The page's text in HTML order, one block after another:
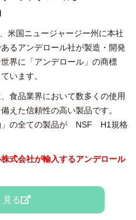
米国ニュージャージー州に本社
るアンデロール社が製造・開発
界に「アンデロール」の商標
います。
食品業界において数多くの使用
えた信頼性の高い製品です。
」の全ての製品が NSF H1規格
式会社が輸入するアンデロール
見る